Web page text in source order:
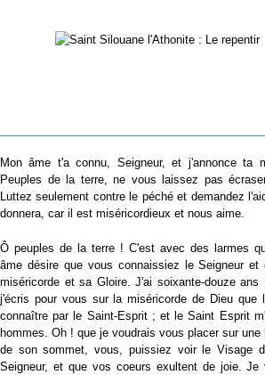
Mon âme t'a connu, Seigneur, et j'annonce ta
Peuples de la terre, ne vous laissez pas
Luttez seulement contre le péché et demandez
donnera, car il est miséricordieux et nous aime.
Ô peuples de la terre ! C'est avec des larmes
âme désire que vous connaissiez le Seigneur
miséricorde et sa Gloire. J'ai soixante-douze
j'écris pour vous sur la miséricorde de Dieu que
connaître par le Saint-Esprit ; et le Saint Esprit
hommes. Oh ! que je voudrais vous placer sur une
de son sommet, vous, puissiez voir le Visage
Seigneur, et que vos coeurs exultent de joie.